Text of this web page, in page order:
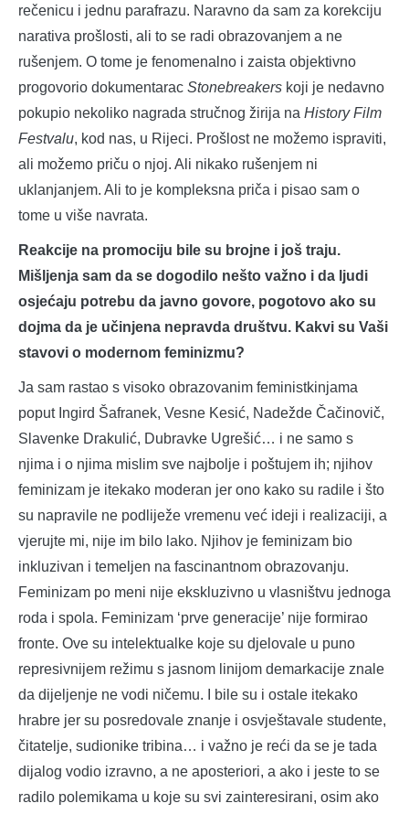
rečenicu i jednu parafrazu. Naravno da sam za korekciju
narativa prošlosti, ali to se radi obrazovanjem a ne
rušenjem. O tome je fenomenalno i zaista objektivno
progovorio dokumentarac Stonebreakers koji je nedavno
pokupio nekoliko nagrada stručnog žirija na History Film
Festvalu, kod nas, u Rijeci. Prošlost ne možemo ispraviti,
ali možemo priču o njoj. Ali nikako rušenjem ni
uklanjanjem. Ali to je kompleksna priča i pisao sam o
tome u više navrata.
Reakcije na promociju bile su brojne i još traju.
Mišljenja sam da se dogodilo nešto važno i da ljudi
osjećaju potrebu da javno govore, pogotovo ako su
dojma da je učinjena nepravda društvu. Kakvi su Vaši
stavovi o modernom feminizmu?
Ja sam rastao s visoko obrazovanim feministkinjama
poput Ingird Šafranek, Vesne Kesić, Nadežde Čačinovič,
Slavenke Drakulić, Dubravke Ugrešić… i ne samo s
njima i o njima mislim sve najbolje i poštujem ih; njihov
feminizam je itekako moderan jer ono kako su radile i što
su napravile ne podliježe vremenu već ideji i realizaciji, a
vjerujte mi, nije im bilo lako. Njihov je feminizam bio
inkluzivan i temeljen na fascinantnom obrazovanju.
Feminizam po meni nije ekskluzivno u vlasništvu jednoga
roda i spola. Feminizam ‘prve generacije’ nije formirao
fronte. Ove su intelektualke koje su djelovale u puno
represivnijem režimu s jasnom linijom demarkacije znale
da dijeljenje ne vodi ničemu. I bile su i ostale itekako
hrabre jer su posredovale znanje i osvještavale studente,
čitatelje, sudionike tribina… i važno je reći da se je tada
dijalog vodio izravno, a ne aposteriori, a ako i jeste to se
radilo polemikama u koje su svi zainteresirani, osim ako